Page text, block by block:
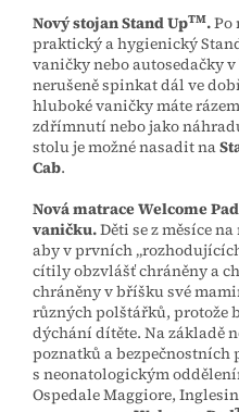
Nový stojan Stand UpTM.Po
praktický a hygienický
vaničky nebo autosedačky
nerušeně spinkat dál ve
hluboké vaničky máte
zdřímnutí nebo jako
stolu je možné nasadit na
Cab.
Nová matrace Welcome Pad
vaničku.Děti se z měsíce
aby v prvních
cítily obzvlášť chráněny a
chráněny v bříšku své
různých polštářků, protože
dýchání dítěte. Na základě
poznatků a bezpečnostních
s neonatologickým
Ospedale Maggiore,